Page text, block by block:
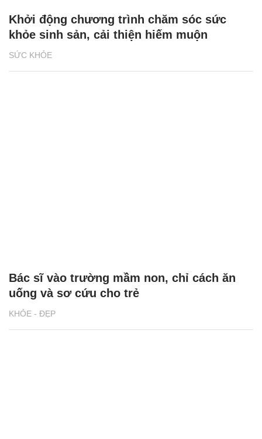
SỨC KHỎE
Khởi động chương trình chăm sóc sức
khỏe sinh sản, cải thiện hiếm muộn
KHỎE - ĐẸP
Bác sĩ vào trường mầm non, chỉ cách ăn
uống và sơ cứu cho trẻ